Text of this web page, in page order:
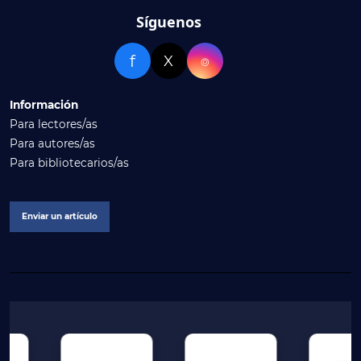
Síguenos
f X ⌾
Información
Para lectores/as
Para autores/as
Para bibliotecarios/as
Enviar un artículo